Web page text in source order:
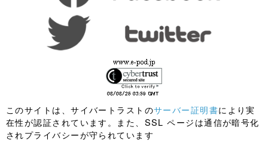
このサイトは、サイバートラストのサーバー証明書により実
在性が認証されています。また、SSL ページは通信が暗号化
されプライバシーが守られています